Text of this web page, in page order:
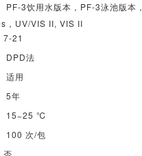
PF-3饮用水版本，PF-3泳池版本
，UV/VIS II, VIS II
7-21
DPD法
适用
5年
15−25 ℃
100 次/包
否